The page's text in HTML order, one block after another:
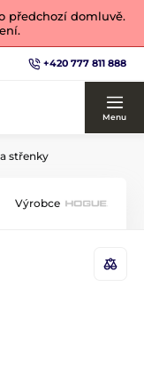
předchozí domluvě.
+420 777 811 888
Menu
střenky
Výrobce